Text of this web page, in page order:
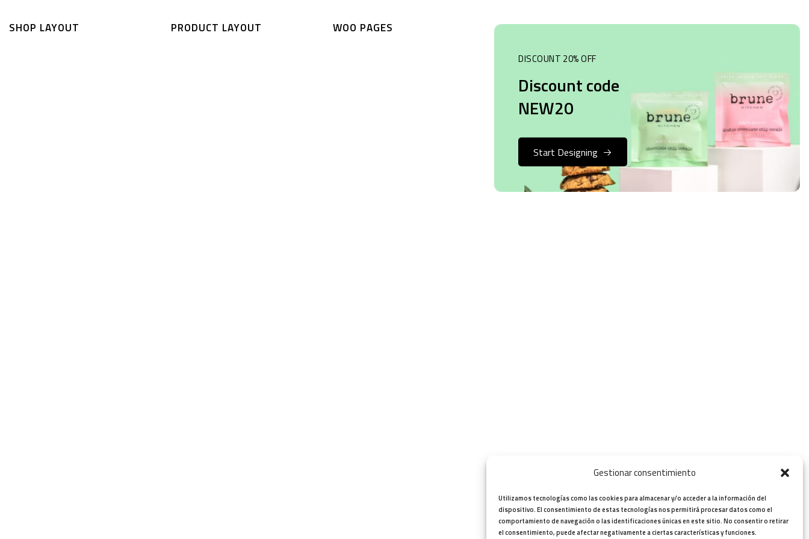
Gestionar consentimiento
Utilizamos tecnologías como las cookies para almacenar y/o acceder a la información del
dispositivo. El consentimiento de estas tecnologías nos permitirá procesar datos como el
comportamiento de navegación o las identificaciones únicas en este sitio. No consentir o retirar
el consentimiento, puede afectar negativamente a ciertas características y funciones.
SHOP LAYOUT PRODUCT LAYOUT WOO PAGES
DISCOUNT 20% OFF
Discount code
NEW20
Start Designing